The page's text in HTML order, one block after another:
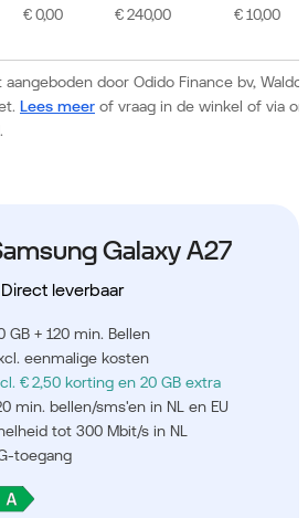
door Odido Finance bv,
Lees meer of vraag in de winkel of via
€ 0,00 € 240,00 € 10,00
Galaxy A27
Direct leverbaar
GB + 120 min. Bellen
eenmalige kosten
€ 2,50 korting en 20 GB extra
min. bellen/sms'en in NL en EU
tot 300 Mbit/s in NL
toegang